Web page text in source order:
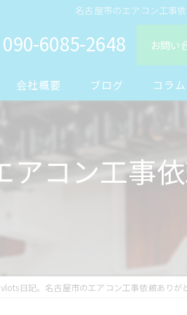
名古屋市のエアコン工事
090-6085-2648 お問い
会社概要 ブログ コラム
コン工事
日記。名古屋市のエアコン工事依頼ありが